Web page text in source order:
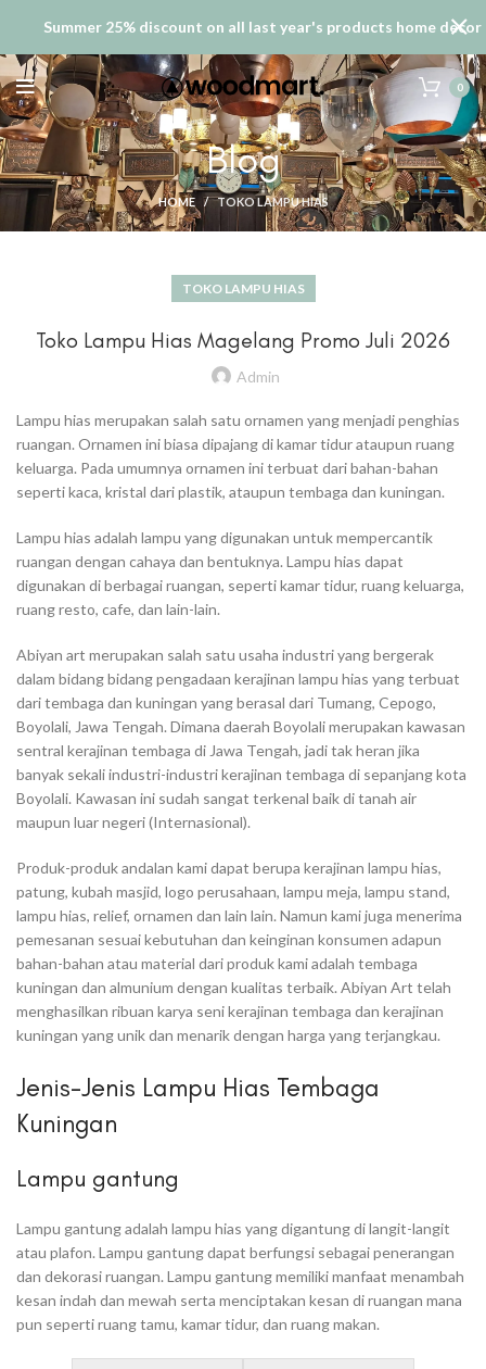
0
Blog
HOME TOKO LAMPU HIAS
TOKO LAMPU HIAS
Toko Lampu Hias Magelang Promo Juli 2026
Admin
Lampu hias merupakan salah satu ornamen yang menjadi penghias
ruangan. Ornamen ini biasa dipajang di kamar tidur ataupun ruang
keluarga. Pada umumnya ornamen ini terbuat dari bahan-bahan
seperti kaca, kristal dari plastik, ataupun tembaga dan kuningan.
Lampu hias adalah lampu yang digunakan untuk mempercantik
ruangan dengan cahaya dan bentuknya. Lampu hias dapat
digunakan di berbagai ruangan, seperti kamar tidur, ruang keluarga,
ruang resto, cafe, dan lain-lain.
Abiyan art merupakan salah satu usaha industri yang bergerak
dalam bidang bidang pengadaan kerajinan lampu hias yang terbuat
dari tembaga dan kuningan yang berasal dari Tumang, Cepogo,
Boyolali, Jawa Tengah. Dimana daerah Boyolali merupakan kawasan
sentral kerajinan tembaga di Jawa Tengah, jadi tak heran jika
banyak sekali industri-industri kerajinan tembaga di sepanjang kota
Boyolali. Kawasan ini sudah sangat terkenal baik di tanah air
maupun luar negeri (Internasional).
Produk-produk andalan kami dapat berupa kerajinan lampu hias,
patung, kubah masjid, logo perusahaan, lampu meja, lampu stand,
lampu hias, relief, ornamen dan lain lain. Namun kami juga menerima
pemesanan sesuai kebutuhan dan keinginan konsumen adapun
bahan-bahan atau material dari produk kami adalah tembaga
kuningan dan almunium dengan kualitas terbaik. Abiyan Art telah
menghasilkan ribuan karya seni kerajinan tembaga dan kerajinan
kuningan yang unik dan menarik dengan harga yang terjangkau.
Jenis-Jenis Lampu Hias Tembaga
Kuningan
Lampu gantung
Lampu gantung adalah lampu hias yang digantung di langit-langit
atau plafon. Lampu gantung dapat berfungsi sebagai penerangan
dan dekorasi ruangan. Lampu gantung memiliki manfaat menambah
kesan indah dan mewah serta menciptakan kesan di ruangan mana
pun seperti ruang tamu, kamar tidur, dan ruang makan.
Summer 25% discount on all last year's products home decor